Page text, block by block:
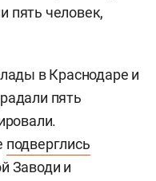
пять человек,
в Краснодаре и
пять
подверглись
Заводи и